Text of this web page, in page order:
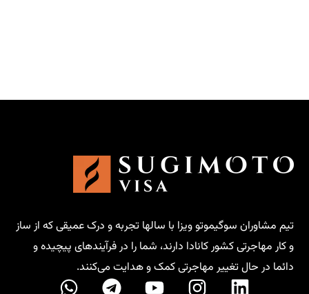
تیم مشاوران سوگیموتو ویزا با سالها تجربه و درک عمیقی که از ساز
و کار مهاجرتی کشور کانادا دارند، شما را در فرآیندهای پیچیده و
دائما در حال تغییر مهاجرتی کمک و هدایت می‌کنند.